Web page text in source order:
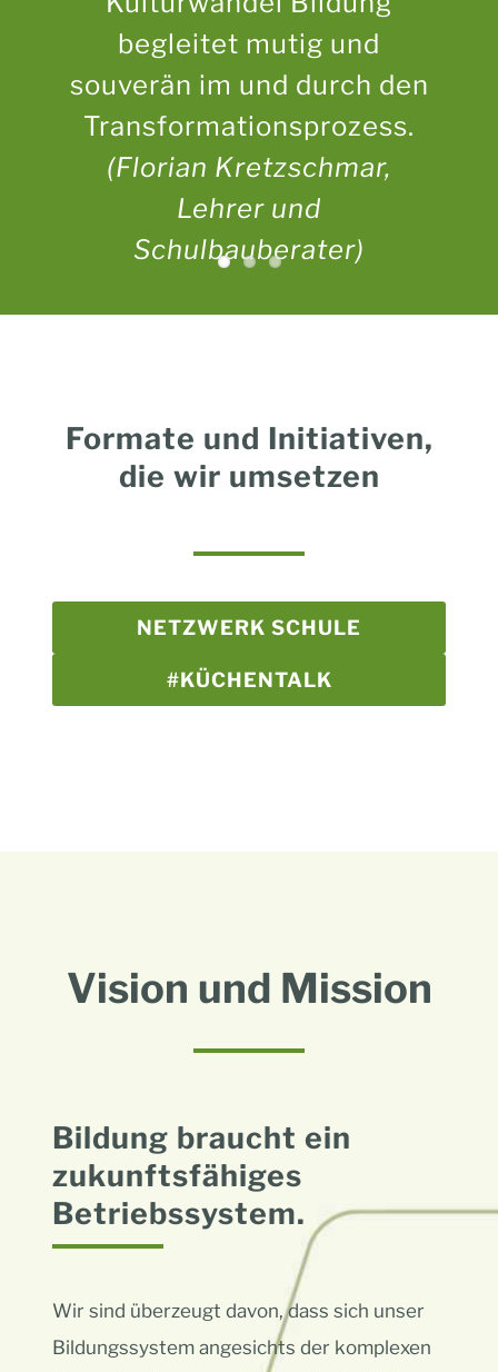
begleitet mutig und
souverän im und durch den
Transformationsprozess.
(Florian Kretzschmar,
Lehrer und
Schulbauberater)
Formate und Initiativen,
die wir umsetzen
NETZWERK SCHULE
#KÜCHENTALK
Vision und Mission
Bildung braucht ein
zukunftsfähiges
Betriebssystem.
Wir sind überzeugt davon, dass sich unser
Bildungssystem angesichts der komplexen